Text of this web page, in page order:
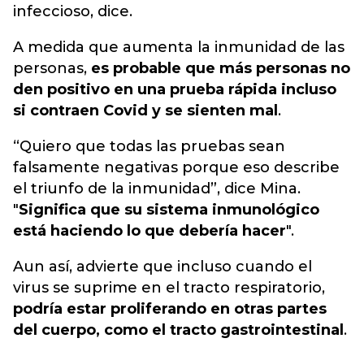
infeccioso, dice.
A medida que aumenta la inmunidad de las
personas, es probable que más personas no
den positivo en una prueba rápida incluso
si contraen Covid y se sienten mal .
“Quiero que todas las pruebas sean
falsamente negativas porque eso describe
el triunfo de la inmunidad”, dice Mina.
"Significa que su sistema inmunológico
está haciendo lo que debería hacer".
Aun así, advierte que incluso cuando el
virus se suprime en el tracto respiratorio,
podría estar proliferando en otras partes
del cuerpo, como el tracto gastrointestinal .